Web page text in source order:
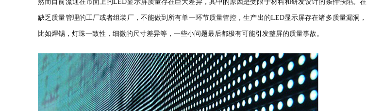
然而目前流通在市面上的LED显示屏质量存在巨大差异，其中的原因是受限于材料和研发设计的条件缺陷。在
缺乏质量管理的工厂或者组装厂，不能做到所有单一环节质量管控，生产出的LED显示屏存在诸多质量漏洞，
比如焊锡，灯珠一致性，细微的尺寸差异等，一些小问题最后都极有可能引发整屏的质量事故。